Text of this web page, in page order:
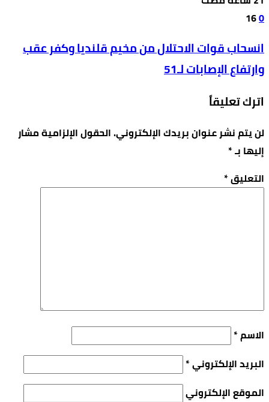
0
16
انسحاب قوات الاحتلال من مخيم قلنديا وكفر عقب
وارتفاع الإصابات لـ51
اترك تعليقاً
لن يتم نشر عنوان بريدك الإلكتروني.الحقول الإلزامية مشار
إليها بـ*
التعليق*
الاسم*
البريد الإلكتروني*
الموقع الإلكتروني